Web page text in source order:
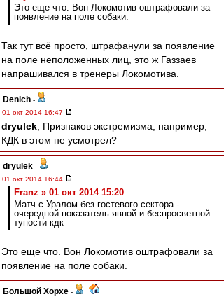
Это еще что. Вон Локомотив оштрафовали за
появление на поле собаки.
Так тут всё просто, штрафанули за появление
на поле неположенных лиц, это ж Газзаев
напрашивался в тренеры Локомотива.
Denich -
01 окт 2014 16:47
dryulek , Признаков экстремизма, например,
КДК в этом не усмотрел?
dryulek -
01 окт 2014 16:44
Franz » 01 окт 2014 15:20
Матч с Уралом без гостевого сектора -
очередной показатель явной и беспросветной
тупости кдк
Это еще что. Вон Локомотив оштрафовали за
появление на поле собаки.
Большой Хорхе -